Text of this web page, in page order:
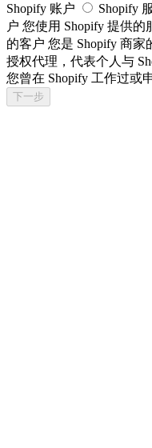
Shopify 账户
Shopify
户 您使用 Shopify 提供的
的客户 您是 Shopify 商家
授权代理，代表个人与
您曾在 Shopify 工作过或